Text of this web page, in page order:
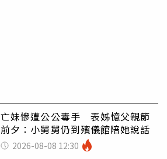
亡妹慘遭公公毒手 表姊憶父親節
前夕：小舅舅仍到殯儀館陪她說話
2026-08-08 12:30